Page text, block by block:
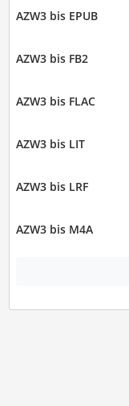
AZW3 bis EPUB
AZW3 bis FB2
AZW3 bis FLAC
AZW3 bis LIT
AZW3 bis LRF
AZW3 bis M4A